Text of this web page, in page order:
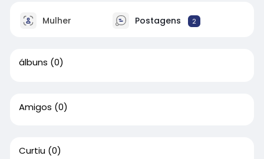
Mulher Postagens 2
álbuns (0)
Amigos (0)
Curtiu (0)